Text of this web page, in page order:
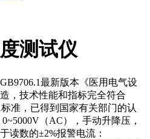
测试仪
最新版本《医用电气设
，技术性能和指标完全符合
准，已得到国家有关部门的认
（AC），手动升降压，
读数的±2%报警电流：